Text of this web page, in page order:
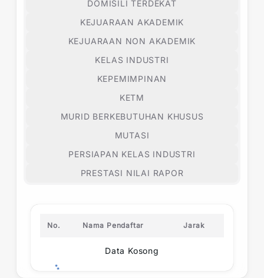
DOMISILI TERDEKAT
KEJUARAAN AKADEMIK
KEJUARAAN NON AKADEMIK
KELAS INDUSTRI
KEPEMIMPINAN
KETM
MURID BERKEBUTUHAN KHUSUS
MUTASI
PERSIAPAN KELAS INDUSTRI
PRESTASI NILAI RAPOR
No. Nama Pendaftar Jarak
Data Kosong